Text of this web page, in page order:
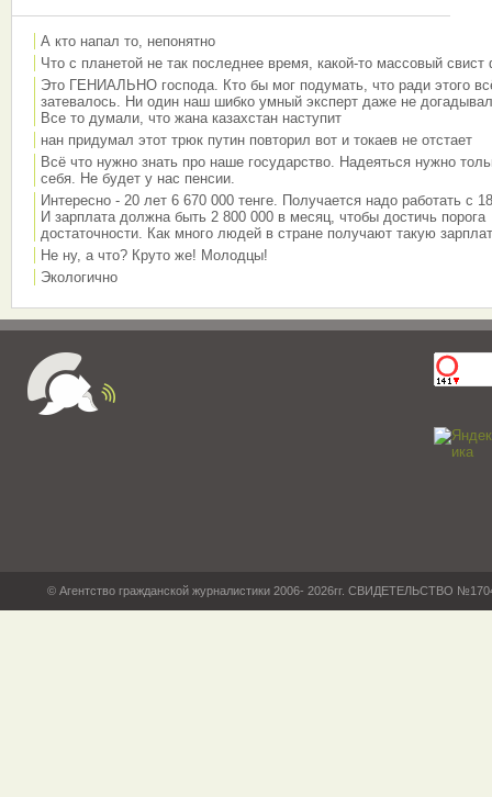
А кто напал то, непонятно
Что с планетой не так последнее время, какой-то массовый свист
Это ГЕНИАЛЬНО господа. Кто бы мог подумать, что ради этого
затевалось. Ни один наш шибко умный эксперт даже не
Все то думали, что жана казахстан наступит
нан придумал этот трюк путин повторил вот и токаев не отстает
Всё что нужно знать про наше государство. Надеяться нужно
себя. Не будет у нас пенсии.
Интересно - 20 лет 6 670 000 тенге. Получается надо работать с
И зарплата должна быть 2 800 000 в месяц, чтобы достичь порога
достаточности. Как много людей в стране получают такую
Не ну, а что? Круто же! Молодцы!
Экологично
© Агентство гражданской журналистики 2006- 2026гг. СВИДЕТЕЛЬСТВО